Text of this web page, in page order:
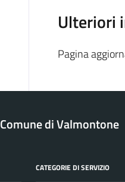
Ulteriori
Pagina
Comune di Valmontone
CATEGORIE DI SERVIZIO